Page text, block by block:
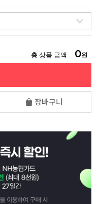
총 상품 금액 0원
장바구니